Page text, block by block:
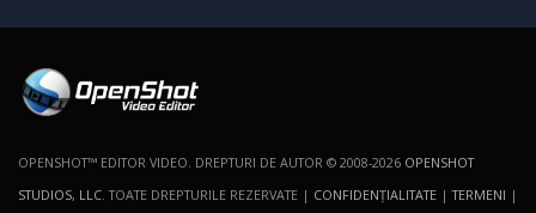
OPENSHOT™ EDITOR VIDEO. DREPTURI DE AUTOR © 2008-2026 OPENSHOT
STUDIOS, LLC . TOATE DREPTURILE REZERVATE | CONFIDENŢIALITATE |TERMENI |